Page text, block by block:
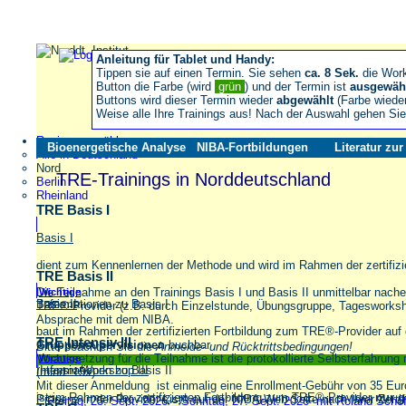
Bioenergetische Analyse NIBA-Fortbildungen Literatur zur
TRE-Trainings in Norddeutschland
Region auswählen
Alle in Deutschland
Nord
Berlin
Rheinland
TRE Basis I
Basis I
dient zum Kennenlernen der Methode und wird im Rahmen der
Die Teilnahme an den Trainings Basis I und Basis II unmittelbar
TRE®-Provider (z.B. durch Einzelstunde, Übungsgruppe,
Absprache mit dem NIBA.
Bitte beachten Sie dieAnmelde- und Rücktrittsbedingungen!
Freitag, 25. Sept. 2026 – Sonntag, 27. Sept. 2026 mit Roland
Wichtige
Informationen zu Basis I
TRE Basis II
Basis II
baut im Rahmen der zertifizierten Fortbildung zum TRE®-Provider
Gruppensupervisionenbuchbar
Voraussetzung für die Teilnahme ist die protokollierte
(mind. 15x).
Mit dieser Anmeldung ist einmalig eine Enrollment-Gebühr von 35
Präsenz in der Provider-Liste auf der NIBA-Web-Seite nach Ihrer
Wichtige
Informationen zu Basis II
TRE Intensiv III
Intensiv-Workshop III
ist im Rahmen der zertifizierten Fortbildung zum TRE®-Providernur
Anleitung für Tablet und Handy:
Tippen sie auf einen Termin. Sie sehen ca. 8 Sek. die
Button die Farbe (wird grün ) und der Termin ist
Buttons wird dieser Termin wieder abgewählt(Farbe
Weise alle Ihre Trainings aus! Nach der Auswahl gehen